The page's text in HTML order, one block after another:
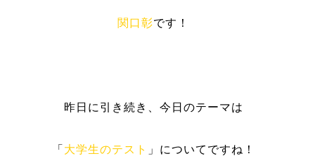
関口彰です！
昨日に引き続き、今日のテーマは
「 大学生のテスト 」についてですね！